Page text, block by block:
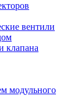
вентили
клапана
модульного